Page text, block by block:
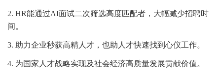
2. HR能通过AI面试二次筛选高度匹配者，大幅减少招聘时
间。
3. 助力企业秒获高精人才，也助人才快速找到心仪工作。
4. 为国家人才战略实现及社会经济高质量发展贡献价值。